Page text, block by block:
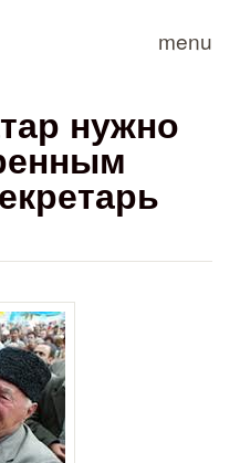
menu
нужно